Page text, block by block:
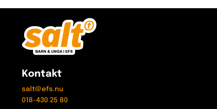
Kontakt
salt@efs.nu
018-430 25 80